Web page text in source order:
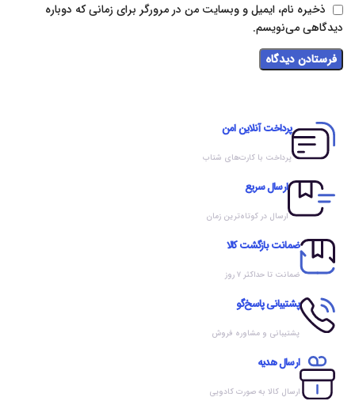
ذخیره نام، ایمیل و وبسایت من در مرورگر برای زمانی که دوباره
دیدگاهی می‌نویسم.
پرداخت آنلاین امن
پرداخت با کارت‌های شتاب
ارسال سریع
ارسال در کوتاه‌ترین زمان
ضمانت بازگشت کالا
ضمانت تا حداکثر ۷ روز
پشتیبانی پاسخ‌گو
پشتیبانی و مشاوره فروش
ارسال هدیه
ارسال کالا به صورت کادویی